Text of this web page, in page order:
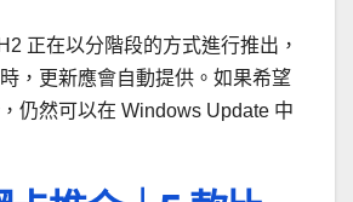
正在以分階段的方式進行推出，
，更新應會自動提供。如果希望
仍然可以在 Windows Update 中